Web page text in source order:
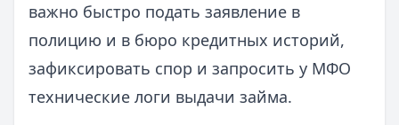
важно быстро подать заявление в
полицию и в бюро кредитных историй,
зафиксировать спор и запросить у МФО
технические логи выдачи займа.